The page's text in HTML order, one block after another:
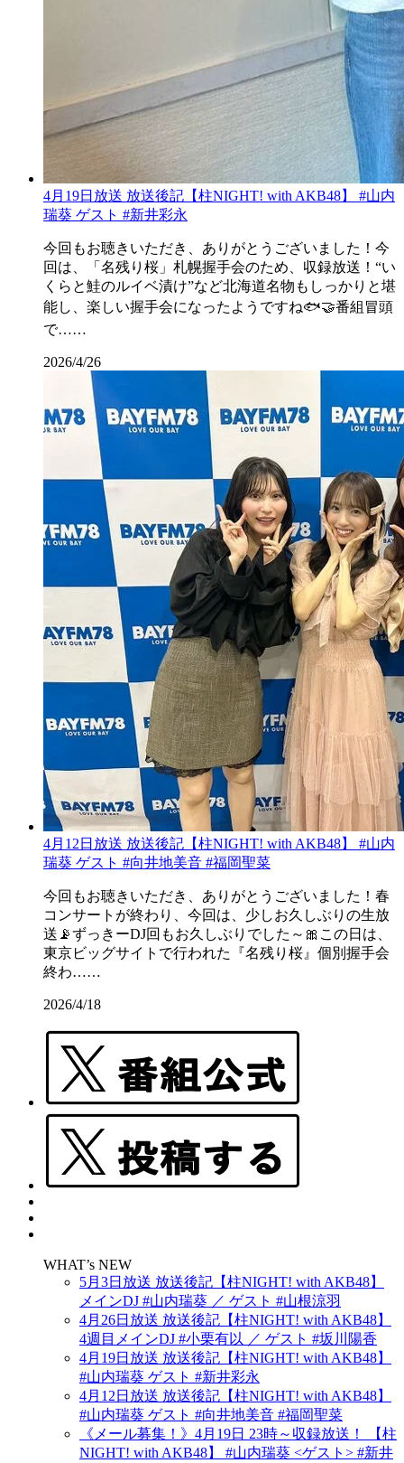
4月19日放送 放送後記【柱NIGHT! with AKB48】 #山内
瑞葵 ゲスト #新井彩永
今回もお聴きいただき、ありがとうございました！今
回は、「名残り桜」札幌握手会のため、収録放送！“い
くらと鮭のルイベ漬け”など北海道名物もしっかりと堪
能し、楽しい握手会になったようですね🐟🤝番組冒頭
で……
2026/4/26
4月12日放送 放送後記【柱NIGHT! with AKB48】 #山内
瑞葵 ゲスト #向井地美音 #福岡聖菜
今回もお聴きいただき、ありがとうございました！春
コンサートが終わり、今回は、少しお久しぶりの生放
送📡ずっきーDJ回もお久しぶりでした～🎀この日は、
東京ビッグサイトで行われた『名残り桜』個別握手会
終わ……
2026/4/18
WHAT’s NEW
5月3日放送 放送後記【柱NIGHT! with AKB48】
メインDJ #山内瑞葵 ／ ゲスト #山根涼羽
4月26日放送 放送後記【柱NIGHT! with AKB48】
4週目メインDJ #小栗有以 ／ ゲスト #坂川陽香
4月19日放送 放送後記【柱NIGHT! with AKB48】
#山内瑞葵 ゲスト #新井彩永
4月12日放送 放送後記【柱NIGHT! with AKB48】
#山内瑞葵 ゲスト #向井地美音 #福岡聖菜
《メール募集！》4月19日 23時～収録放送！ 【柱
NIGHT! with AKB48】 #山内瑞葵 <ゲスト> #新井